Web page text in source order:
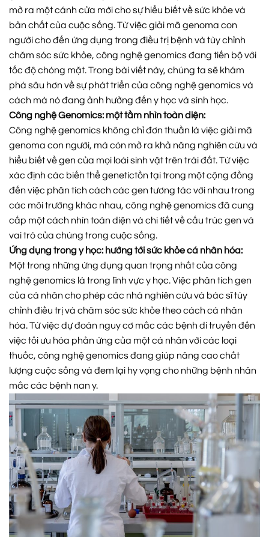
mở ra một cánh cửa mới cho sự hiểu biết về sức khỏe và
bản chất của cuộc sống. Từ việc giải mã genoma con
người cho đến ứng dụng trong điều trị bệnh và tùy chỉnh
chăm sóc sức khỏe, công nghệ genomics đang tiến bộ với
tốc độ chóng mặt. Trong bài viết này, chúng ta sẽ khám
phá sâu hơn về sự phát triển của công nghệ genomics và
cách mà nó đang ảnh hưởng đến y học và sinh học.
Công nghệ Genomics: một tầm nhìn toàn diện:
Công nghệ genomics không chỉ đơn thuần là việc giải mã
genoma con người, mà còn mở ra khả năng nghiên cứu và
hiểu biết về gen của mọi loài sinh vật trên trái đất. Từ việc
xác định các biến thể genetictồn tại trong một cộng đồng
đến việc phân tích cách các gen tương tác với nhau trong
các môi trường khác nhau, công nghệ genomics đã cung
cấp một cách nhìn toàn diện và chi tiết về cấu trúc gen và
vai trò của chúng trong cuộc sống.
Ứng dụng trong y học: hướng tới sức khỏe cá nhân hóa:
Một trong những ứng dụng quan trọng nhất của công
nghệ genomics là trong lĩnh vực y học. Việc phân tích gen
của cá nhân cho phép các nhà nghiên cứu và bác sĩ tùy
chỉnh điều trị và chăm sóc sức khỏe theo cách cá nhân
hóa. Từ việc dự đoán nguy cơ mắc các bệnh di truyền đến
việc tối ưu hóa phản ứng của một cá nhân với các loại
thuốc, công nghệ genomics đang giúp nâng cao chất
lượng cuộc sống và đem lại hy vọng cho những bệnh nhân
mắc các bệnh nan y.